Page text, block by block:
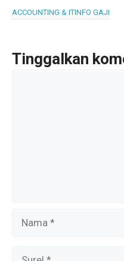
b
o
k
er s
p
gr
m
ACCOUNTING & ITINFO GAJI
Tinggalkan